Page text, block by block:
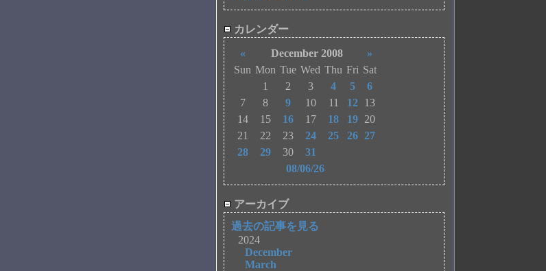
カレンダー
« December 2008
»
Sun Mon Tue Wed Thu Fri Sat
1
2 3 4 5
6
7
8 9 10 11 12 13
14
15 16 17 18 19 20
21
22 23 24 25 26 27
28
29 30
31
08/06/26
アーカイブ
過去の記事を見る
2024
December
March